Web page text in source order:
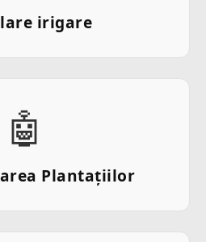
irigare
🤖
Plantațiilor